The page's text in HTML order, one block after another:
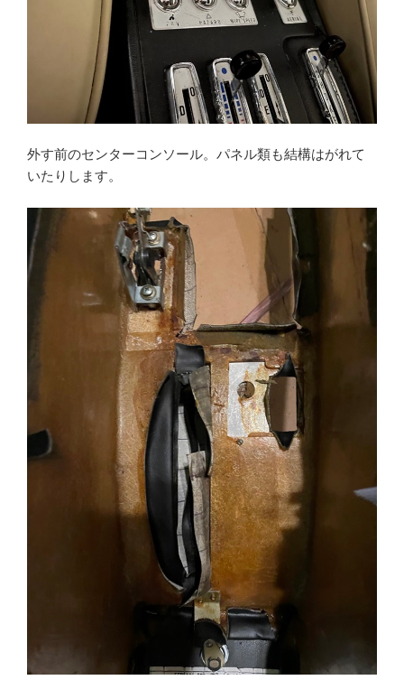
外す前のセンターコンソール。パネル類も結構はがれて
いたりします。